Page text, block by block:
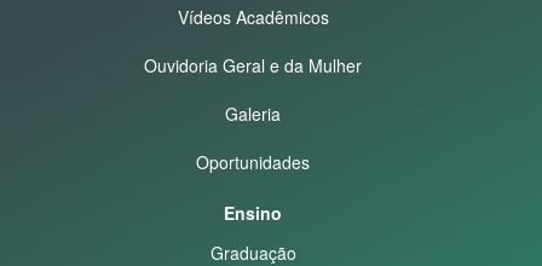
Vídeos Acadêmicos
Ouvidoria Geral e da Mulher
Galeria
Oportunidades
Ensino
Graduação